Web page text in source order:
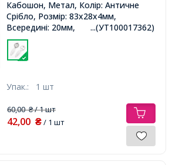
Кабошон, Метал, Колір: Античне
Срібло, Розмір: 83x28x4мм,
Всередині: 20мм,
...(УТ100017362)
Упак.: 1 шт
60,00₴/ 1 шт
42,00 ₴/ 1 шт